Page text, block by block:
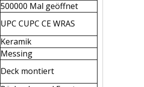
500000 Mal geöffnet
UPC CUPC CE WRAS
Keramik
Messing
Deck montiert